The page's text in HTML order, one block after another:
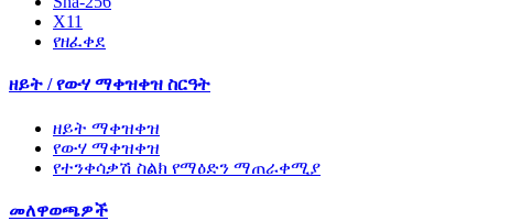
X11
የዘፈቀደ
ዘይት / የውሃ ማቀዝቀዝ ስርዓት
ዘይት ማቀዝቀዝ
የውሃ ማቀዝቀዝ
የተንቀሳቃሽ ስልክ የማዕድን ማጠራቀሚያ
መለዋወጫዎች